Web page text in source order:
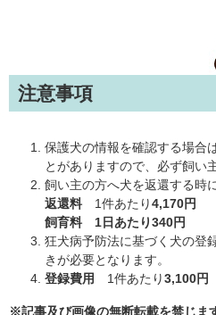
注意事項
保護犬の情報を確認する場合
とがありますので、必ず飼い
飼い主の方へ犬を返還する時
返還料 1件あたり4,170円
飼育料 1日あたり340円
狂犬病予防法に基づく犬の登
きが必要となります。
登録費用
1件あたり3,100円
※記事及び画像の無断転載を禁じま